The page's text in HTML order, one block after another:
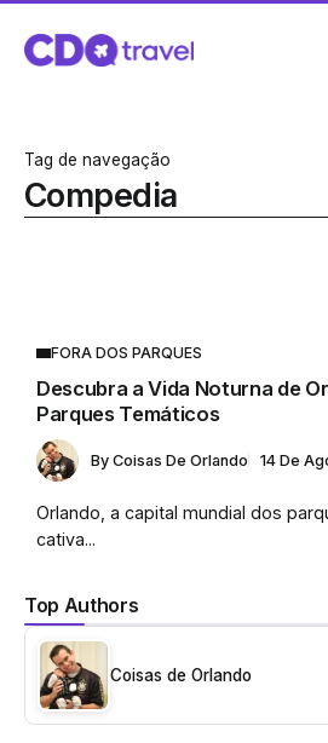
Tag de navegação
Compedia
Top Authors
Coisas de Orlando
FORA DOS PARQUES
Descubra a Vida Noturna de
Parques Temáticos
By Coisas De Orlando 14 De
Orlando, a capital mundial dos
cativa...